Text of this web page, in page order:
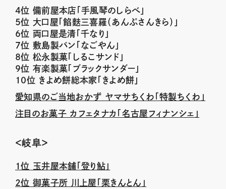
4位 備前屋本店「手風琴のしらべ」
5位 大口屋「餡麩三喜羅（あんぷさんきら）」
6位 両口屋是清「千なり」
7位 敷島製パン「なごやん」
8位 松永製菓「しるこサンド」
9位 有楽製菓「ブラックサンダー」
10位 きよめ餅総本家「きよめ餅」
愛知県のご当地おかず ヤマサちくわ「特製ちくわ」
注目のお菓子 カフェタナカ「名古屋フィナンシェ」
＜岐阜＞
１位 玉井屋本舗「登り鮎」
２位 御菓子所 川上屋「栗きんとん」